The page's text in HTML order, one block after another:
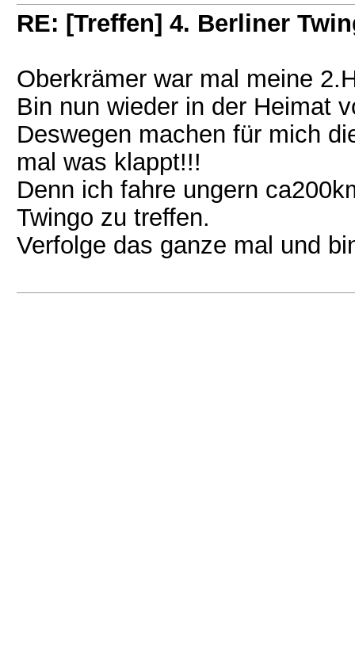
RE: [Treffen] 4. Berliner
Oberkrämer war mal meine
Bin nun wieder in der Heimat
Deswegen machen für mich
mal was klappt!!!
Denn ich fahre ungern
Twingo zu treffen.
Verfolge das ganze mal und